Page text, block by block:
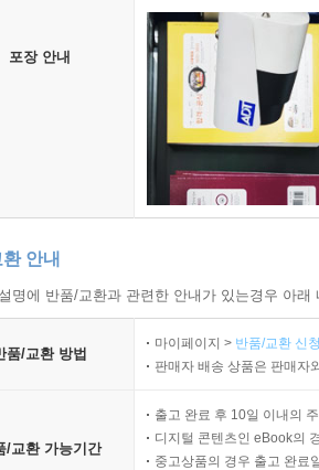
포장 안내
안내
명에 반품/교환과 관련한 안내가 있는경우 아
품/교환 방법
마이페이지 > 반품/교환 신
판매자 배송 상품은 판매자
/교환 가능기간
출고 완료 후 10일 이내의
디지털 콘텐츠인 eBook의
중고상품의 경우 출고 완료